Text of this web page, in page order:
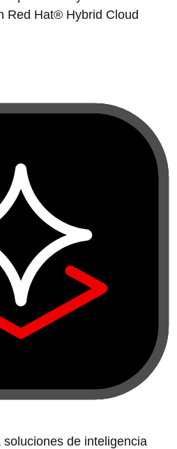
Red Hat® Hybrid Cloud
de inteligencia